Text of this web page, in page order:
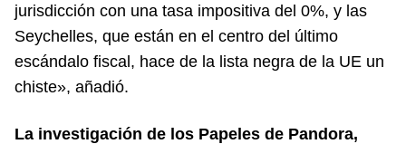
jurisdicción con una tasa impositiva del 0%, y las
Seychelles, que están en el centro del último
escándalo fiscal, hace de la lista negra de la UE un
chiste», añadió.
La investigación de los Papeles de Pandora,